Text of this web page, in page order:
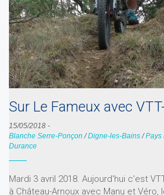
Sur Le Fameux avec
15/05/2018 -
Blanche Serre-Ponçon /Digne-les-Bains /Pays
Durance
Mardi 3 avril 2018. Aujourd'hui c'est
à Château-Arnoux avec Manu et Véro,